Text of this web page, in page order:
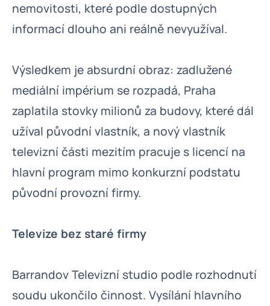
nemovitosti, které podle dostupných
informací dlouho ani reálně nevyužíval.
Výsledkem je absurdní obraz: zadlužené
mediální impérium se rozpadá, Praha
zaplatila stovky milionů za budovy, které dál
užíval původní vlastník, a nový vlastník
televizní části mezitím pracuje s licencí na
hlavní program mimo konkurzní podstatu
původní provozní firmy.
Televize bez staré firmy
Barrandov Televizní studio podle rozhodnutí
soudu ukončilo činnost. Vysílání hlavního